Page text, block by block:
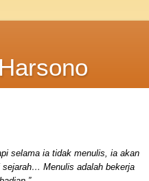
selama ia tidak menulis, ia akan
Menulis adalah bekerja